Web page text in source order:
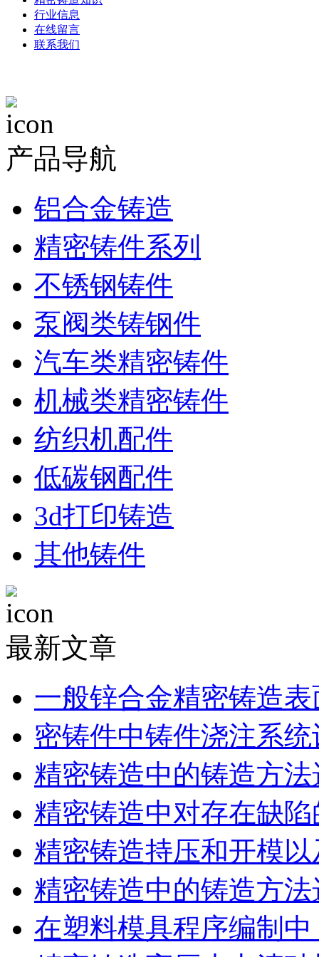
行业信息
在线留言
联系我们
产品导航
铝合金铸造
精密铸件系列
不锈钢铸件
泵阀类铸钢件
汽车类精密铸件
机械类精密铸件
纺织机配件
低碳钢配件
3d打印铸造
其他铸件
最新文章
一般锌合金精密铸造
密铸件中铸件浇注系
精密铸造中的铸造方
精密铸造中对存在缺
精密铸造持压和开模
精密铸造中的铸造方
在塑料模具程序编制